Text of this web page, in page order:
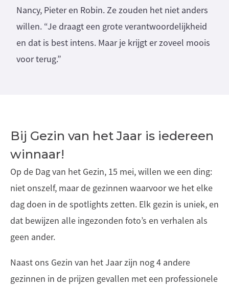
Nancy, Pieter en Robin. Ze zouden het niet anders
willen. “Je draagt een grote verantwoordelijkheid
en dat is best intens. Maar je krijgt er zoveel moois
voor terug.”
Bij Gezin van het Jaar is iedereen
winnaar!
Op de Dag van het Gezin, 15 mei, willen we een ding:
niet onszelf, maar de gezinnen waarvoor we het elke
dag doen in de spotlights zetten. Elk gezin is uniek, en
dat bewijzen alle ingezonden foto’s en verhalen als
geen ander.
Naast ons Gezin van het Jaar zijn nog 4 andere
gezinnen in de prijzen gevallen met een professionele